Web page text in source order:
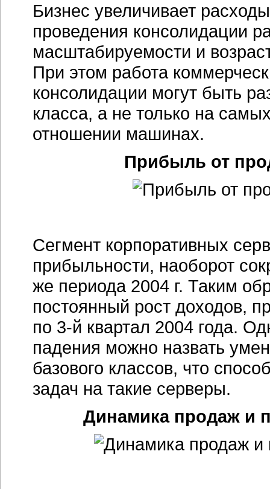
Бизнес увеличивает
проведения консолидации
масштабируемости и
При этом работа
консолидации могут быть
класса, а не только на
отношении машинах.
Прибыль от
Сегмент корпоративных
прибыльности, наоборот
же периода 2004 г. Таким
постоянный рост доходов,
по 3-й квартал 2004 года.
падения можно назвать
базового классов, что
задач на такие серверы.
Динамика продаж и